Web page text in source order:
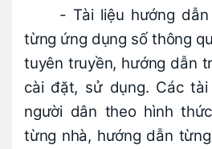
- Tài liệu hướng
từng ứng dụng số thông
tuyên truyền, hướng dẫn
cài đặt, sử dụng. Các
người dân theo hình
từng nhà, hướng dẫn